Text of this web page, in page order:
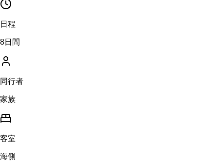
日程
8日間
同行者
家族
客室
海側